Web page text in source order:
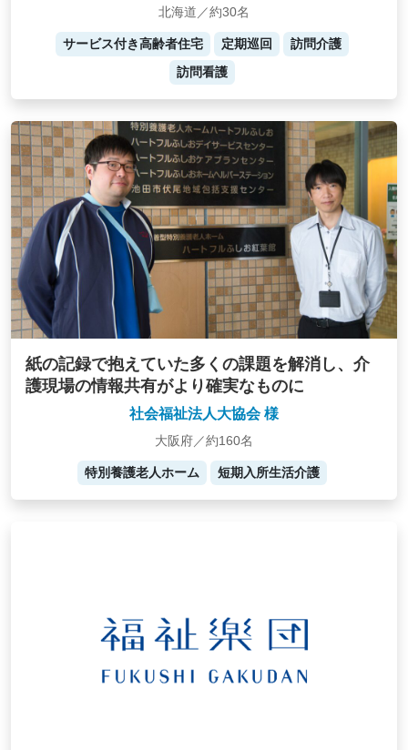
北海道／約30名
サービス付き高齢者住宅 定期巡回
訪問介護
訪問看護
紙の記録で抱えていた多くの課題を解消し、介
護現場の情報共有がより確実なものに
社会福祉法人大協会 様
大阪府／約160名
特別養護老人ホーム 短期入所生活介護